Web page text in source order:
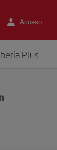
Acceso
Plus